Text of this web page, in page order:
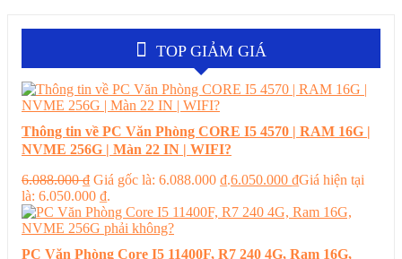
TOP GIẢM GIÁ
Thông tin về PC Văn Phòng CORE I5 4570 | RAM 16G |
NVME 256G | Màn 22 IN | WIFI?
6.088.000₫ Giá gốc là: 6.088.000 ₫.6.050.000 ₫Giá hiện tại
là: 6.050.000 ₫.
PC Văn Phòng Core I5 11400F, R7 240 4G, Ram 16G,